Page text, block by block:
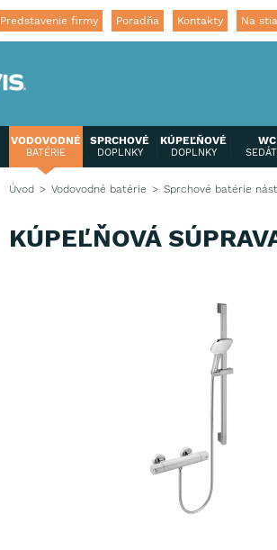
Predstavenie firmy Poradňa Kontakty Na
VODOVODNÉ
BATÉRIE
SPRCHOVÉ
DOPLNKY
KÚPEĽŇOVÉ
DOPLNKY
WC
Úvod Vodovodné batérie Sprchové batérie
KÚPEĽŇOVÁ